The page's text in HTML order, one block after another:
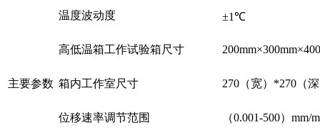
主要参数
温度波动度 ±1℃
高低温箱工作试验箱尺寸
箱内工作室尺寸 270（宽）*270（
位移速率调节范围 （0.001-500）